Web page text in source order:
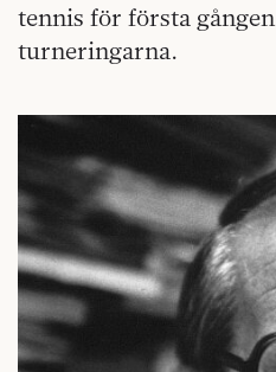
tennis för första
turneringarna.